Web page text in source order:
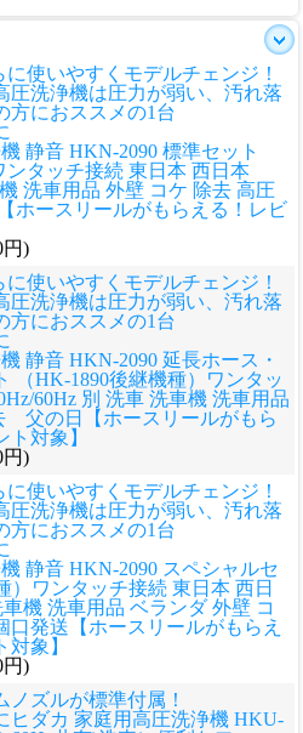
使いやすくモデルチェンジ！
圧洗浄機は圧力が弱い、汚れ落
におススメの1台
静音 HKN-2090 標準セット
ンタッチ接続 東日本 西日本
洗車用品 外壁 コケ 除去 高圧
ースリールがもらえる！レビ
円)
使いやすくモデルチェンジ！
圧洗浄機は圧力が弱い、汚れ落
におススメの1台
静音 HKN-2090 延長ホース・
（HK-1890後継機種）ワンタッ
60Hz 別 洗車 洗車機 洗車用品
父の日【ホースリールがもら
対象】
円)
使いやすくモデルチェンジ！
圧洗浄機は圧力が弱い、汚れ落
におススメの1台
静音 HKN-2090 スペシャルセ
）ワンタッチ接続 東日本 西日
機 洗車用品 ベランダ 外壁 コ
送【ホースリールがもらえ
象】
円)
ズルが標準付属！
ヒダカ 家庭用高圧洗浄機 HKU-